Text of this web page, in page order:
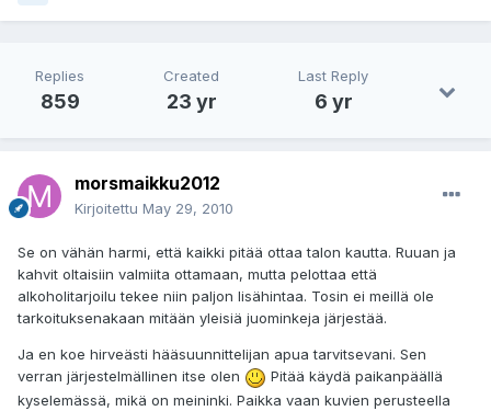
Replies
859
Created
23 yr
Last Reply
6 yr
morsmaikku2012
Kirjoitettu May 29, 2010
Se on vähän harmi, että kaikki pitää ottaa talon kautta. Ruuan ja
kahvit oltaisiin valmiita ottamaan, mutta pelottaa että
alkoholitarjoilu tekee niin paljon lisähintaa. Tosin ei meillä ole
tarkoituksenakaan mitään yleisiä juominkeja järjestää.
Ja en koe hirveästi hääsuunnittelijan apua tarvitsevani. Sen
verran järjestelmällinen itse olen
Pitää käydä paikanpäällä
kyselemässä, mikä on meininki. Paikka vaan kuvien perusteella